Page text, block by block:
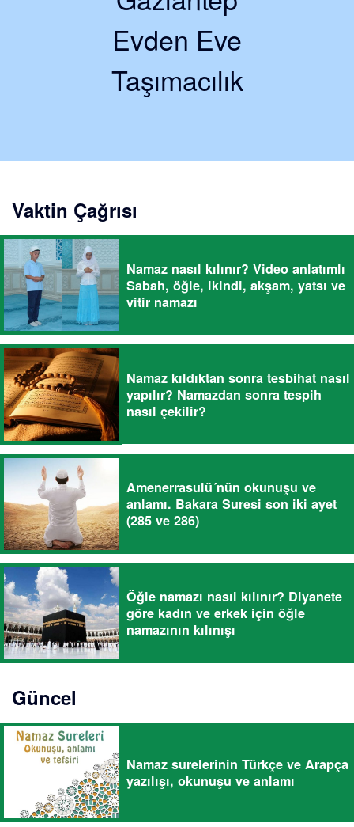
Evden Eve
Taşımacılık
Vaktin Çağrısı
Namaz nasıl kılınır? Video anlatımlı
Sabah, öğle, ikindi, akşam, yatsı ve
vitir namazı
Namaz kıldıktan sonra tesbihat nasıl
yapılır? Namazdan sonra tespih
nasıl çekilir?
Amenerrasulü´nün okunuşu ve
anlamı. Bakara Suresi son iki ayet
(285 ve 286)
Öğle namazı nasıl kılınır? Diyanete
göre kadın ve erkek için öğle
namazının kılınışı
Güncel
Namaz surelerinin Türkçe ve Arapça
yazılışı, okunuşu ve anlamı